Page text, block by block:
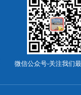
微信公众号-关注我们